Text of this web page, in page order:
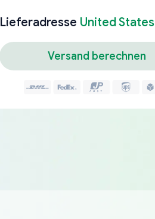
Lieferadresse United States
Versand berechnen